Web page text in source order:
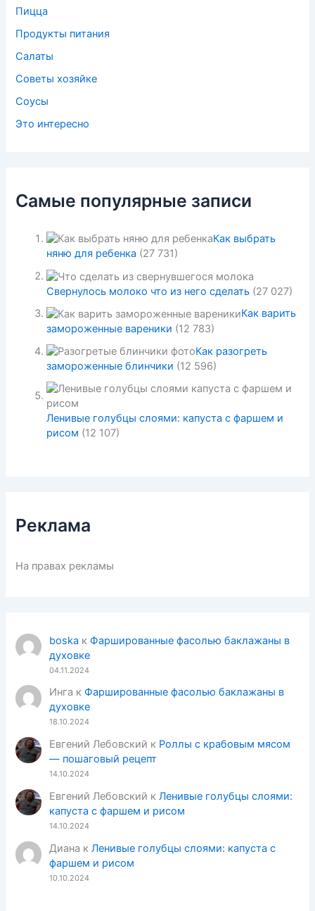
Пицца
Продукты питания
Салаты
Советы хозяйке
Соусы
Это интересно
Самые популярные записи
Как выбрать
няню для ребенка (27 731)
Свернулось молоко что из него сделать (27 027)
Как варить
замороженные вареники (12 783)
Как разогреть
замороженные блинчики (12 596)
Ленивые голубцы слоями: капуста с фаршем и
рисом (12 107)
Реклама
На правах рекламы
boska к Фаршированные фасолью баклажаны в
духовке
04.11.2024
Инга к Фаршированные фасолью баклажаны в
духовке
18.10.2024
Евгений Лебовский к Роллы с крабовым мясом
— пошаговый рецепт
14.10.2024
Евгений Лебовский к Ленивые голубцы слоями:
капуста с фаршем и рисом
14.10.2024
Диана к Ленивые голубцы слоями: капуста с
фаршем и рисом
10.10.2024